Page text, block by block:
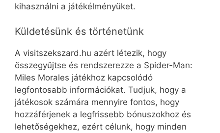
kihasználni a játékélményüket.
Küldetésünk és történetünk
A visitszekszard.hu azért létezik, hogy
összegyűjtse és rendszerezze a Spider-Man:
Miles Morales játékhoz kapcsolódó
legfontosabb információkat. Tudjuk, hogy a
játékosok számára mennyire fontos, hogy
hozzáférjenek a legfrissebb bónuszokhoz és
lehetőségekhez, ezért célunk, hogy minden